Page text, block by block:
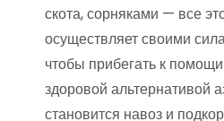
скота, сорняками — все
осуществляет своими
чтобы прибегать к
здоровой альтернативой
становится навоз и